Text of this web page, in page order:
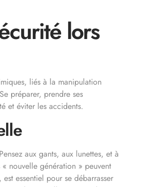
lors
liés à la manipulation
préparer, prendre ses
et éviter les accidents.
aux gants, aux lunettes, et à
nouvelle génération » peuvent
essentiel pour se débarrasser